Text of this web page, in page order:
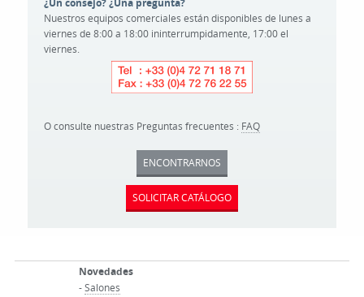
¿Un consejo? ¿Una pregunta?
Nuestros equipos comerciales están disponibles de lunes a
viernes de 8:00 a 18:00 ininterrumpidamente, 17:00 el
viernes.
O consulte nuestras Preguntas frecuentes : FAQ
ENCONTRARNOS
SOLICITAR CATÁLOGO
Novedades
-Salones